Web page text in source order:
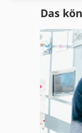
Fu 115
Ka 77
Kgs 1670
Das